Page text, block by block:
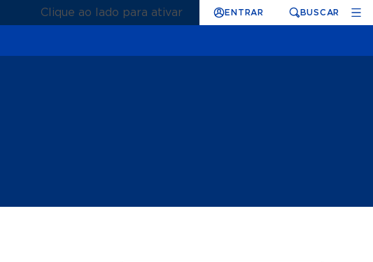
Clique ao lado para ativar ENTRAR BUSCAR